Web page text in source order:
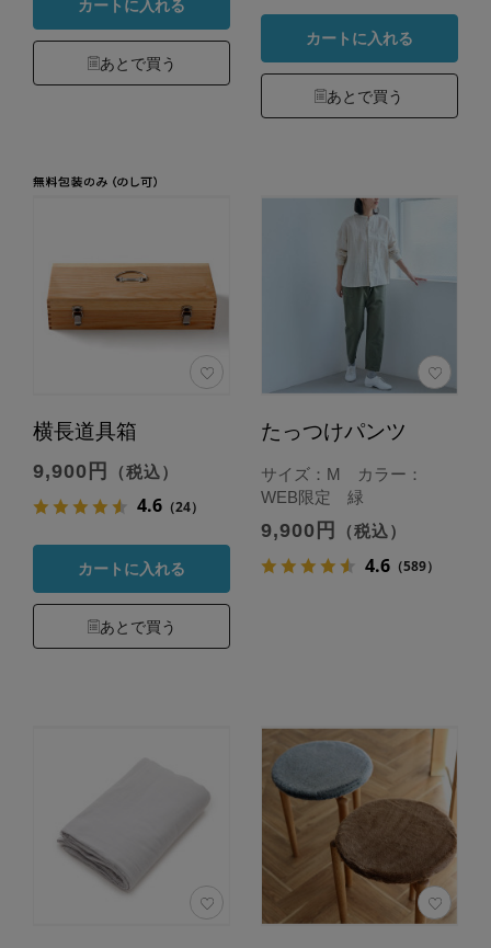
カートに入れる
あとで買う
カートに入れる
あとで買う
横長道具箱
9,900円 （税込）
4.6（24）
カートに入れる
あとで買う
たっつけパンツ
サイズ：M カラー：
WEB限定 緑
9,900円 （税込）
4.6（589）